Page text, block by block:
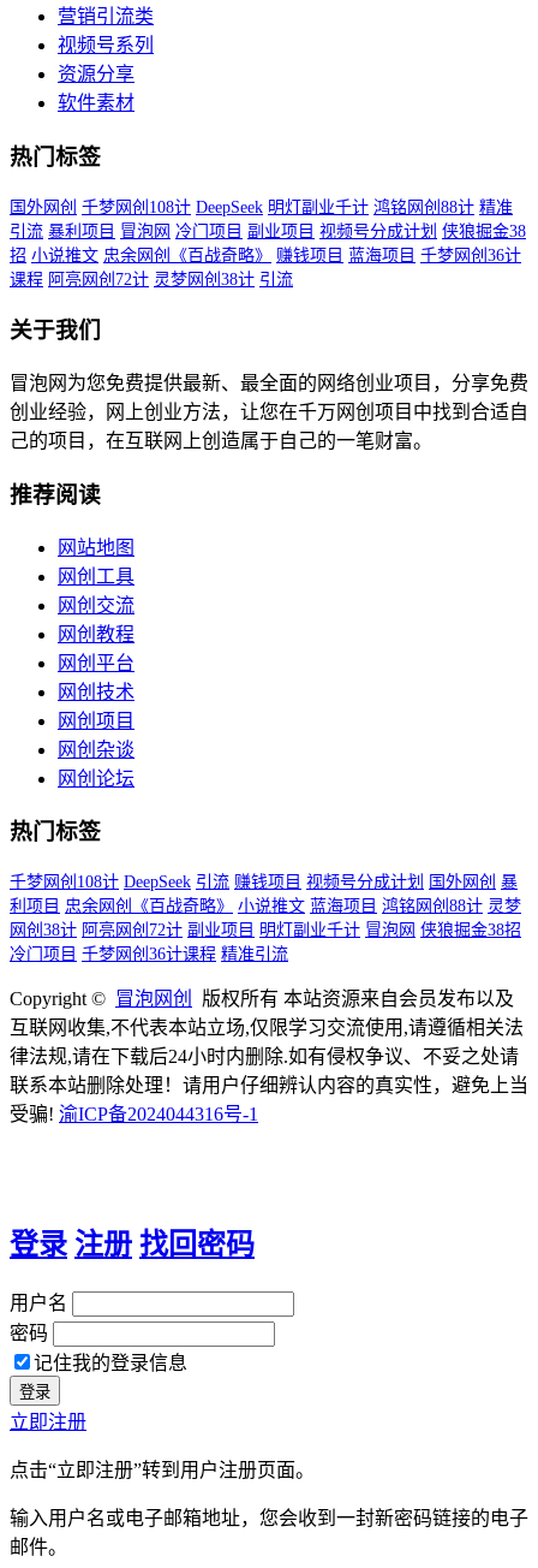
营销引流类
视频号系列
资源分享
软件素材
热门标签
国外网创 千梦网创108计 DeepSeek 明灯副业千计 鸿铭网创88计 精准
引流 暴利项目 冒泡网 冷门项目 副业项目 视频号分成计划 侠狼掘金38
招 小说推文 忠余网创《百战奇略》 赚钱项目 蓝海项目 千梦网创36计
课程 阿亮网创72计 灵梦网创38计 引流
关于我们
冒泡网为您免费提供最新、最全面的网络创业项目，分享免费
创业经验，网上创业方法，让您在千万网创项目中找到合适自
己的项目，在互联网上创造属于自己的一笔财富。
推荐阅读
网站地图
网创工具
网创交流
网创教程
网创平台
网创技术
网创项目
网创杂谈
网创论坛
热门标签
千梦网创108计 DeepSeek 引流 赚钱项目 视频号分成计划 国外网创 暴
利项目 忠余网创《百战奇略》 小说推文 蓝海项目 鸿铭网创88计 灵梦
网创38计 阿亮网创72计 副业项目 明灯副业千计 冒泡网 侠狼掘金38招
冷门项目 千梦网创36计课程 精准引流
Copyright © 冒泡网创
版权所有 本站资源来自会员发布以及
互联网收集,不代表本站立场,仅限学习交流使用,请遵循相关法
律法规,请在下载后24小时内删除.如有侵权争议、不妥之处请
联系本站删除处理！请用户仔细辨认内容的真实性，避免上当
受骗! 渝ICP备2024044316号-1
登录 注册 找回密码
用户名
密码
记住我的登录信息
立即注册
点击“立即注册”转到用户注册页面。
输入用户名或电子邮箱地址，您会收到一封新密码链接的电子
邮件。